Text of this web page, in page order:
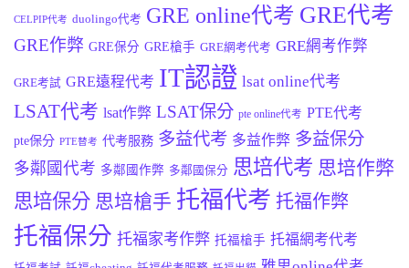
CELPIP代考 duolingo代考 GRE online代考 GRE代考
GRE作弊 GRE保分 GRE槍手 GRE網考代考 GRE網考作弊
GRE考試 GRE遠程代考 IT認證 lsat online代考
LSAT代考 lsat作弊 LSAT保分 pte online代考 PTE代考
pte保分 PTE替考 代考服務 多益代考 多益作弊 多益保分
多鄰國代考 多鄰國作弊 多鄰國保分 思培代考 思培作弊
思培保分 思培槍手 托福代考 托福作弊
托福保分 托福家考作弊 托福槍手 托福網考代考